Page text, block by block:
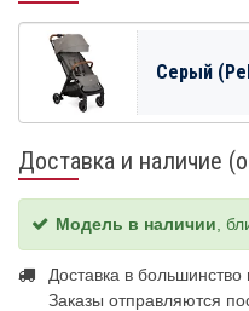
Серый
Доставка и наличие
Модель в наличии ,
Доставка в
Заказы отправляются